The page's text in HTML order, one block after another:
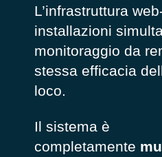
L’infrastruttura
installazioni
monitoraggio da
stessa efficacia
loco.
Il sistema è
completamente